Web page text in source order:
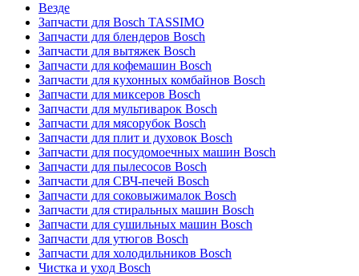
Везде
Запчасти для Bosch TASSIMO
Запчасти для блендеров Bosch
Запчасти для вытяжек Bosch
Запчасти для кофемашин Bosch
Запчасти для кухонных комбайнов Bosch
Запчасти для миксеров Bosch
Запчасти для мультиварок Bosch
Запчасти для мясорубок Bosch
Запчасти для плит и духовок Bosch
Запчасти для посудомоечных машин Bosch
Запчасти для пылесосов Bosch
Запчасти для СВЧ-печей Bosch
Запчасти для соковыжималок Bosch
Запчасти для стиральных машин Bosch
Запчасти для сушильных машин Bosch
Запчасти для утюгов Bosch
Запчасти для холодильников Bosch
Чистка и уход Bosch